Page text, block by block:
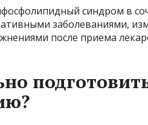
синдром в
заболеваниями,
после приема